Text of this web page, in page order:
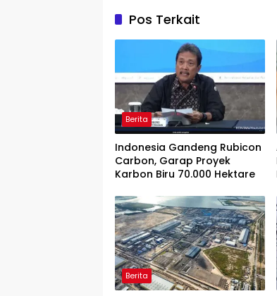
Pos Terkait
Berita
Indonesia Gandeng Rubicon
Carbon, Garap Proyek
Karbon Biru 70.000 Hektare
Berita